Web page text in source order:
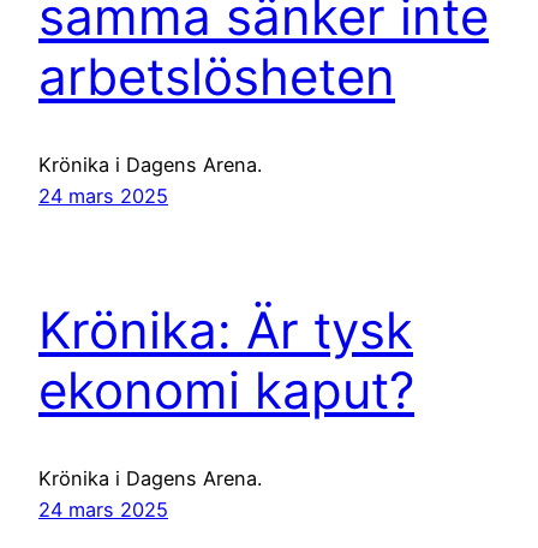
samma sänker inte
arbetslösheten
Krönika i Dagens Arena.
24 mars 2025
Krönika: Är tysk
ekonomi kaput?
Krönika i Dagens Arena.
24 mars 2025